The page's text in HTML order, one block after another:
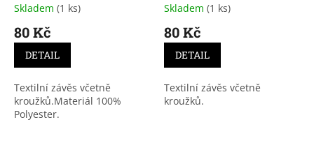
Skladem (1 ks)
80 Kč
DETAIL
Textilní závěs včetně
kroužků.Materiál 100%
Polyester.
Skladem (1 ks)
80 Kč
DETAIL
Textilní závěs včetně
kroužků.